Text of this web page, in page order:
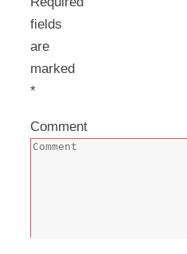
fields
are
marked
*
Comment